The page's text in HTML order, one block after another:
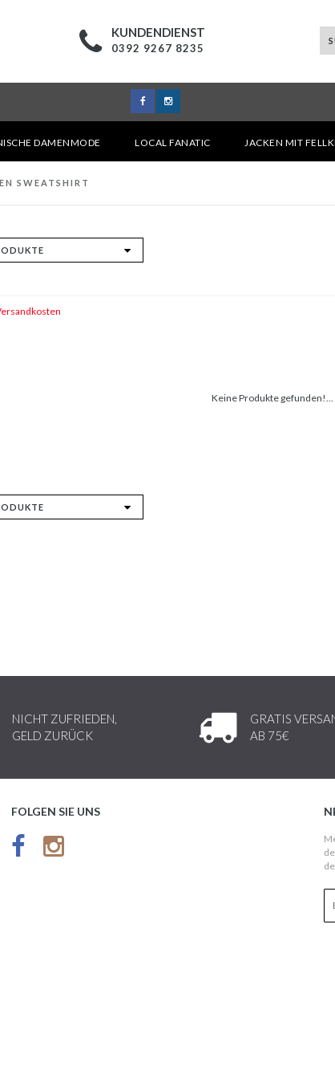
KUNDENDIENST
0392 9267 8235
DAMENMODE LOCAL FANATIC JACKEN MIT
SWEATSHIRT
Keine Produkte gefunden!...
NICHT ZUFRIEDEN,
GELD ZURÜCK
GRATIS
AB 75€
FOLGEN SIE UNS